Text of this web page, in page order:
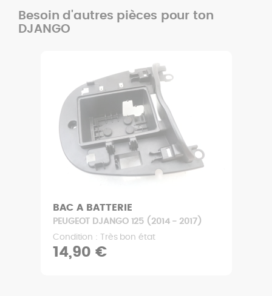
Besoin d'autres pièces pour ton
DJANGO
BAC A BATTERIE
PEUGEOT DJANGO 125 (2014 - 2017)
Condition : Très bon état
14,90 €